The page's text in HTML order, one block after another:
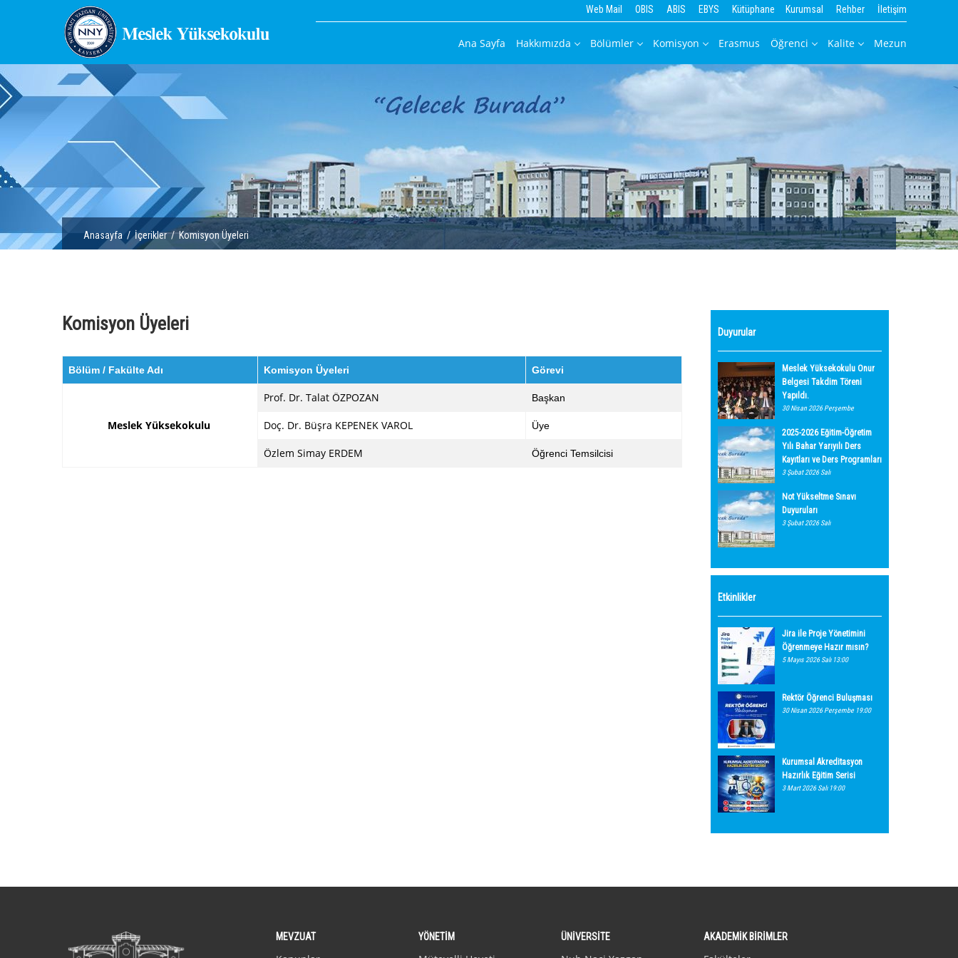
Web Mail OBIS ABIS EBYS Kütüphane Kurumsal Rehber İletişim
Ana Sayfa Hakkımızda Bölümler Komisyon Erasmus Öğrenci Kalite Mezun
Anasayfa /İçerikler/ Komisyon Üyeleri
Komisyon Üyeleri
Bölüm / Fakülte Adı Komisyon Üyeleri Görevi
Meslek Yüksekokulu
Prof. Dr. Talat ÖZPOZAN Başkan
Doç. Dr. Büşra KEPENEK VAROL Üye
Özlem Simay ERDEM Öğrenci Temsilcisi
Duyurular
Meslek Yüksekokulu Onur
Belgesi Takdim Töreni
Yapıldı.
30 Nisan 2026 Perşembe
2025-2026 Eğitim-Öğretim
Yılı Bahar Yarıyılı Ders
Kayıtları ve Ders Programları
3 Şubat 2026 Salı
Not Yükseltme Sınavı
Duyuruları
3 Şubat 2026 Salı
Etkinlikler
Jira ile Proje Yönetimini
Öğrenmeye Hazır mısın?
5 Mayıs 2026 Salı 13:00
Rektör Öğrenci Buluşması
30 Nisan 2026 Perşembe 19:00
Kurumsal Akreditasyon
Hazırlık Eğitim Serisi
3 Mart 2026 Salı 19:00
MEVZUAT YÖNETİM ÜNİVERSİTE AKADEMİK BİRİMLER